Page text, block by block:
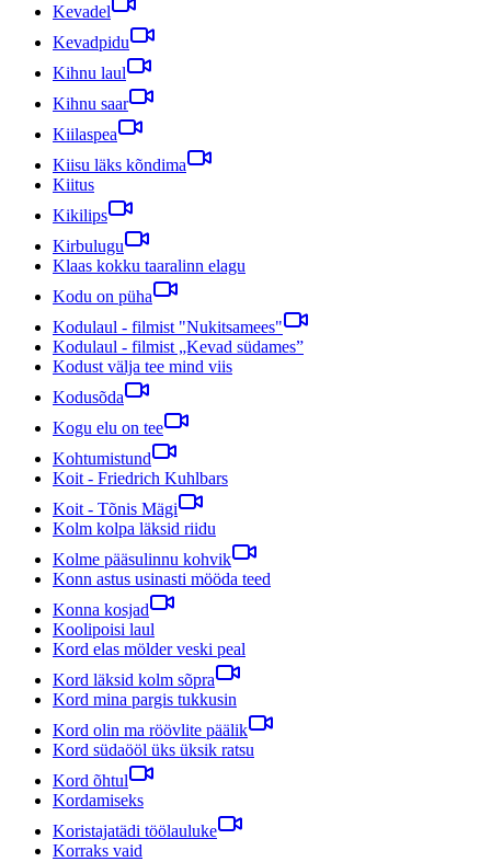
Kevadel
Kevadpidu
Kihnu laul
Kihnu saar
Kiilaspea
Kiisu läks kõndima
Kiitus
Kikilips
Kirbulugu
Klaas kokku taaralinn elagu
Kodu on püha
Kodulaul - filmist "Nukitsamees"
Kodulaul - filmist „Kevad südames”
Kodust välja tee mind viis
Kodusõda
Kogu elu on tee
Kohtumistund
Koit - Friedrich Kuhlbars
Koit - Tõnis Mägi
Kolm kolpa läksid riidu
Kolme pääsulinnu kohvik
Konn astus usinasti mööda teed
Konna kosjad
Koolipoisi laul
Kord elas mölder veski peal
Kord läksid kolm sõpra
Kord mina pargis tukkusin
Kord olin ma röövlite päälik
Kord südaööl üks üksik ratsu
Kord õhtul
Kordamiseks
Koristajatädi töölauluke
Korraks vaid